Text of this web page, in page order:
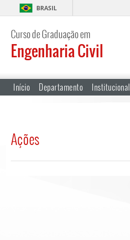
BRASIL
Curso de Graduação em
Engenharia Civil
Início Departamento Institucional
Ações